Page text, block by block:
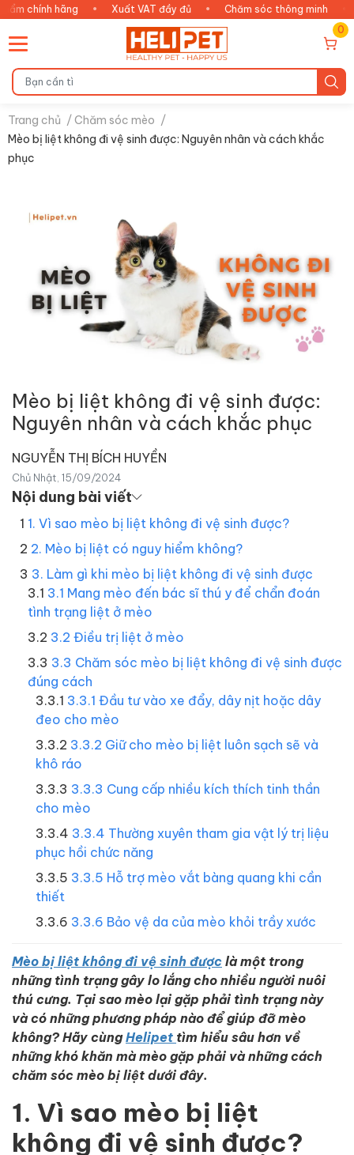
hãng • Xuất VAT đầy đủ • Chăm sóc thông minh •
An tâm
0
Trang chủ /Chăm sóc mèo /
Mèo bị liệt không đi vệ sinh được: Nguyên nhân và cách khắc
phục
Mèo bị liệt không đi vệ sinh được:
Nguyên nhân và cách khắc phục
NGUYỄN THỊ BÍCH HUYỀN
Chủ Nhật, 15/09/2024
Nội dung bài viết
1. Vì sao mèo bị liệt không đi vệ sinh được?
2. Mèo bị liệt có nguy hiểm không?
3. Làm gì khi mèo bị liệt không đi vệ sinh được
3.1 Mang mèo đến bác sĩ thú y để chẩn đoán
tình trạng liệt ở mèo
3.2 Điều trị liệt ở mèo
3.3 Chăm sóc mèo bị liệt không đi vệ sinh được
đúng cách
3.3.1 Đầu tư vào xe đẩy, dây nịt hoặc dây
đeo cho mèo
3.3.2 Giữ cho mèo bị liệt luôn sạch sẽ và
khô ráo
3.3.3 Cung cấp nhiều kích thích tinh thần
cho mèo
3.3.4 Thường xuyên tham gia vật lý trị liệu
phục hồi chức năng
3.3.5 Hỗ trợ mèo vắt bàng quang khi cần
thiết
3.3.6 Bảo vệ da của mèo khỏi trầy xước
Mèo bị liệt không đi vệ sinh được là một trong
những tình trạng gây lo lắng cho nhiều người nuôi
thú cưng. Tại sao mèo lại gặp phải tình trạng này
và có những phương pháp nào để giúp đỡ mèo
không? Hãy cùngHelipet tìm hiểu sâu hơn về
những khó khăn mà mèo gặp phải và những cách
chăm sóc mèo bị liệt dưới đây.
1. Vì sao mèo bị liệt
không đi vệ sinh được?